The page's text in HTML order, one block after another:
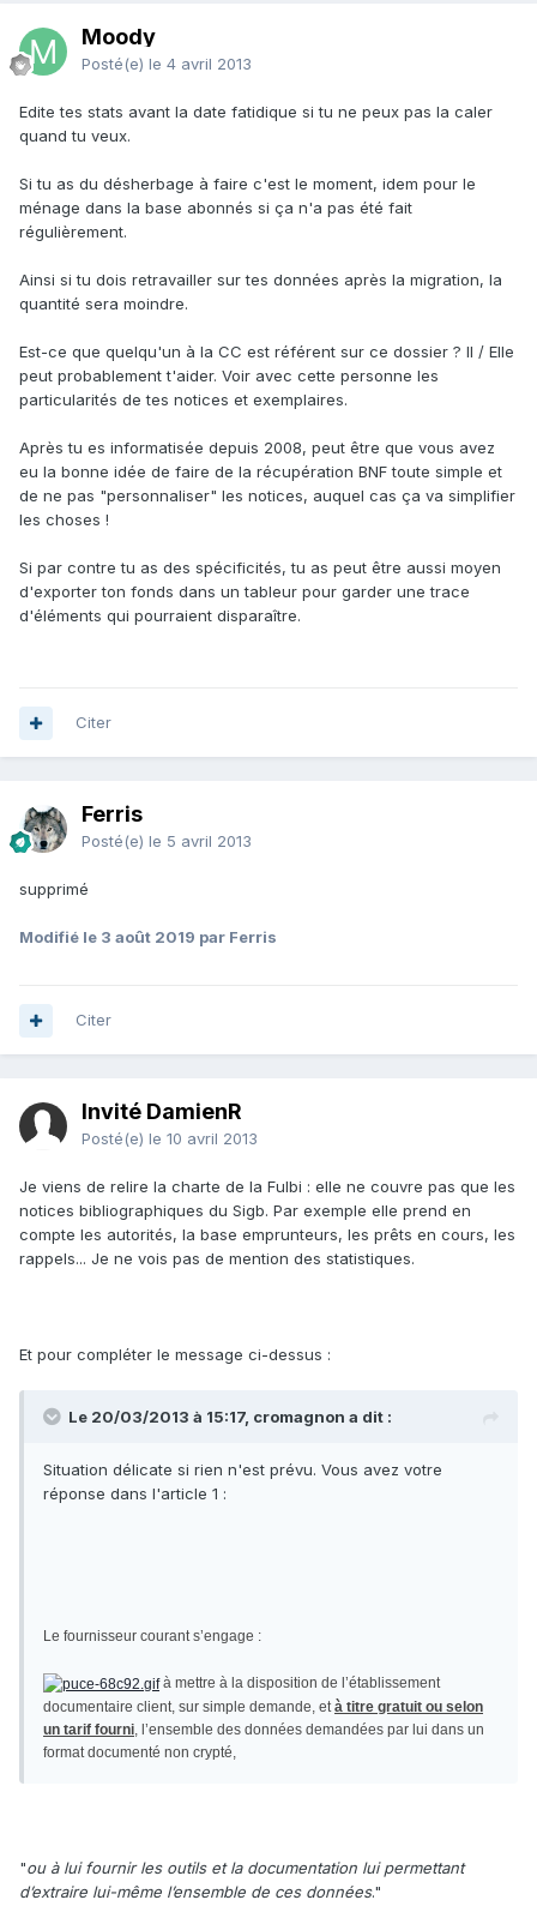
Moody
Posté(e) le 4 avril 2013
Edite tes stats avant la date fatidique si tu ne peux pas la caler
quand tu veux.
Si tu as du désherbage à faire c'est le moment, idem pour le
ménage dans la base abonnés si ça n'a pas été fait
régulièrement.
Ainsi si tu dois retravailler sur tes données après la migration, la
quantité sera moindre.
Est-ce que quelqu'un à la CC est référent sur ce dossier ? Il / Elle
peut probablement t'aider. Voir avec cette personne les
particularités de tes notices et exemplaires.
Après tu es informatisée depuis 2008, peut être que vous avez
eu la bonne idée de faire de la récupération BNF toute simple et
de ne pas "personnaliser" les notices, auquel cas ça va simplifier
les choses !
Si par contre tu as des spécificités, tu as peut être aussi moyen
d'exporter ton fonds dans un tableur pour garder une trace
d'éléments qui pourraient disparaître.
Citer
Ferris
Posté(e) le 5 avril 2013
supprimé
Modifié le 3 août 2019 par Ferris
Citer
Invité DamienR
Posté(e) le 10 avril 2013
Je viens de relire la charte de la Fulbi : elle ne couvre pas que les
notices bibliographiques du Sigb. Par exemple elle prend en
compte les autorités, la base emprunteurs, les prêts en cours, les
rappels... Je ne vois pas de mention des statistiques.
Et pour compléter le message ci-dessus :
Le 20/03/2013 à 15:17, cromagnon a dit :
Situation délicate si rien n'est prévu. Vous avez votre
réponse dans l'article 1 :
Le fournisseur courant s’engage :
à mettre à la disposition de l’établissement
documentaire client, sur simple demande, et à titre gratuit ou selon
un tarif fourni , l’ensemble des données demandées par lui dans un
format documenté non crypté,
"ou à lui fournir les outils et la documentation lui permettant
d’extraire lui-même l’ensemble de ces données."